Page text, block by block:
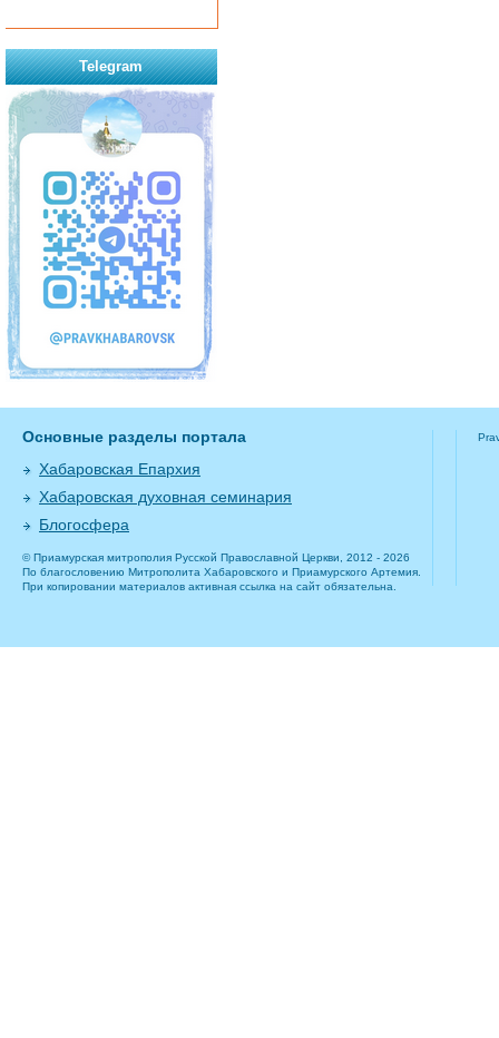
Telegram
Основные разделы портала
Хабаровская Епархия
Хабаровская духовная семинария
Блогосфера
© Приамурская митрополия Русской Православной Церкви, 2012 - 2026
По благословению Митрополита Хабаровского и Приамурского Артемия.
При копировании материалов активная ссылка на сайт обязательна.